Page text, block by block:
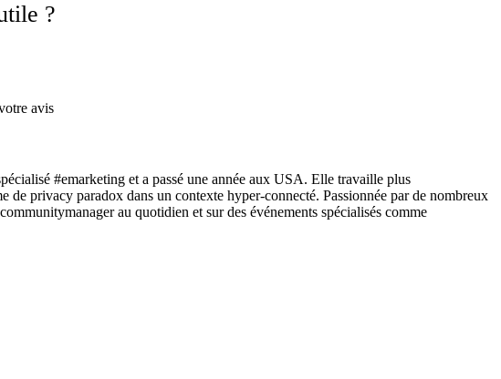
?
avis
#emarketing et a passé une année aux USA. Elle travaille plus
privacy paradox dans un contexte hyper-connecté. Passionnée par de nombreux
au quotidien et sur des événements spécialisés comme